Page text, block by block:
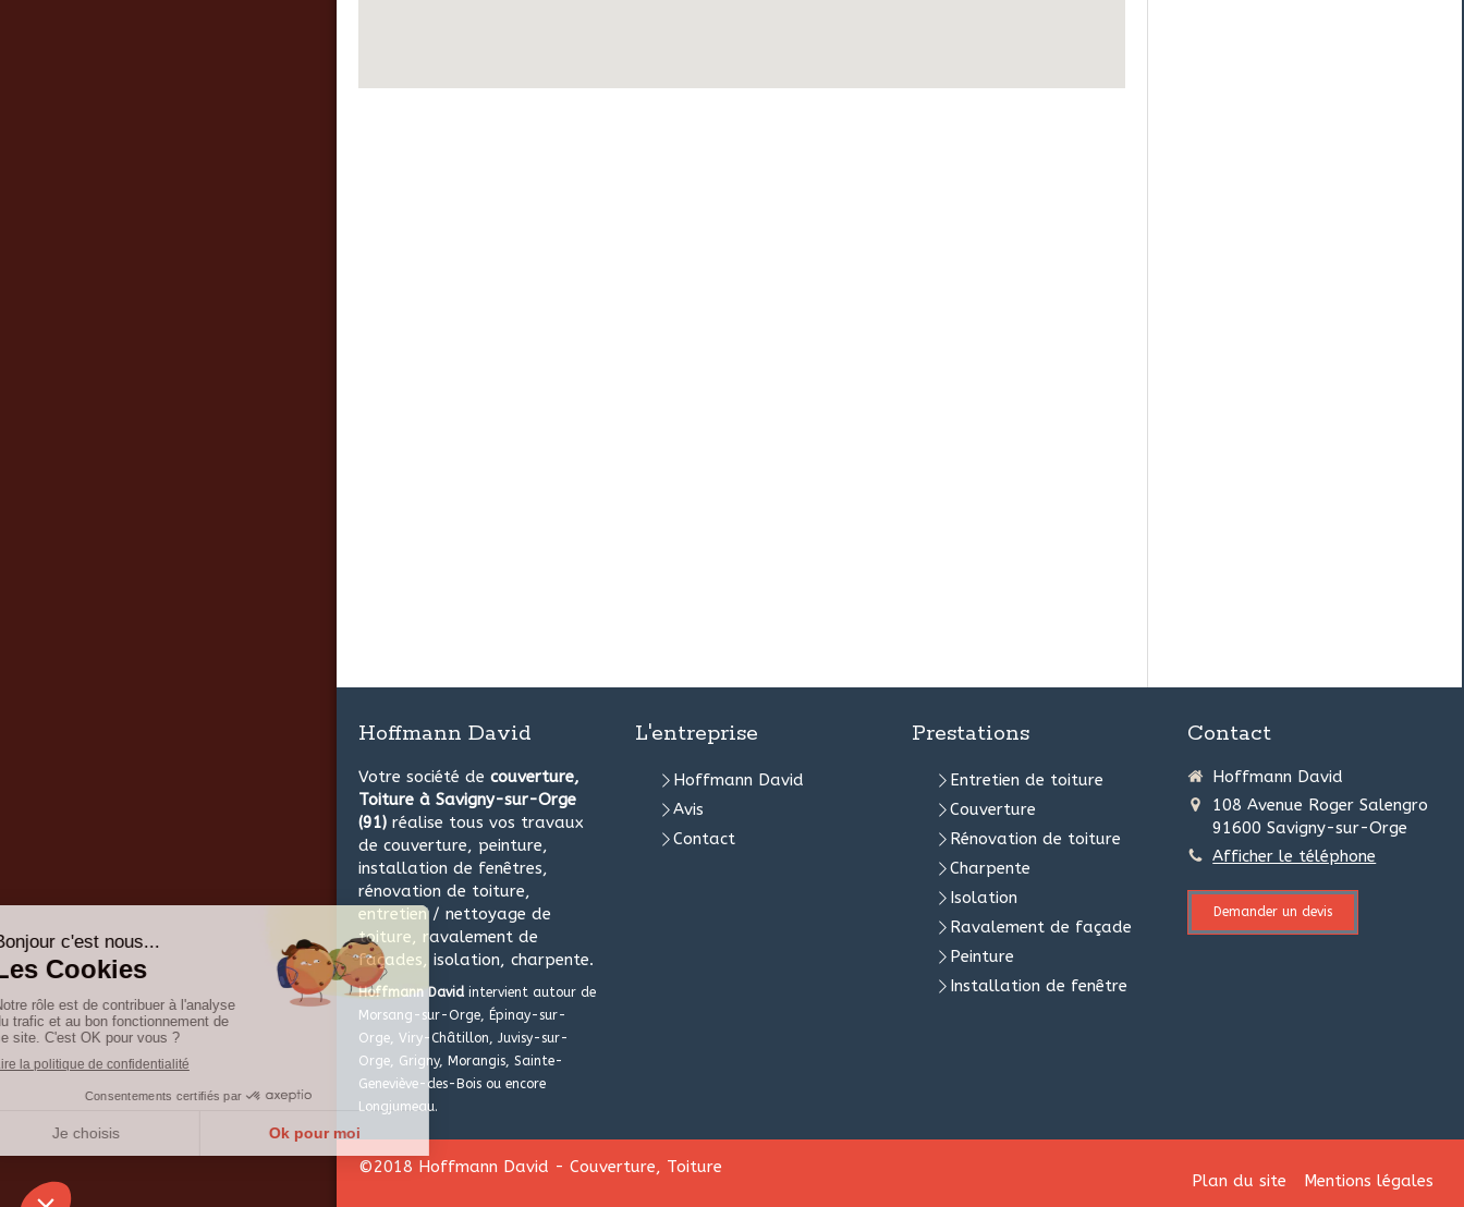
Hoffmann David
Votre société decouverture,
Toiture à Savigny-sur-Orge
(91)réalise tous vos travaux
de couverture, peinture,
installation de fenêtres,
rénovation de toiture,
entretien / nettoyage de
toiture, ravalement de
façades, isolation, charpente.
Hoffmann David intervient autour de
Morsang-sur-Orge, Épinay-sur-
Orge, Viry-Châtillon, Juvisy-sur-
Orge, Grigny, Morangis, Sainte-
Geneviève-des-Bois ou encore
Longjumeau.
L'entreprise
Hoffmann David
Avis
Contact
Prestations
Entretien de toiture
Couverture
Rénovation de toiture
Charpente
Isolation
Ravalement de façade
Peinture
Installation de fenêtre
Contact
Hoffmann David
108 Avenue Roger Salengro
91600 Savigny-sur-Orge
Afficher le téléphone
Demander un devis
©2018 Hoffmann David - Couverture, Toiture
Plan du site Mentions légales